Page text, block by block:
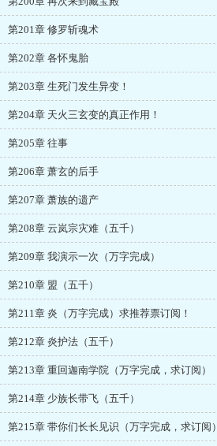
第201章 修罗斩魂术
第202章 各怀鬼胎
第203章 生死门发生异变！
第204章 天火三玄变的真正作用！
第205章 往事
第206章 萧玄的后手
第207章 萧族的遗产
第208章 云岚宗灾难（五千）
第209章 我演示一次（万字完成）
第210章 盟（五千）
第211章 炎（万字完成）求推荐票订阅！
第212章 炎护法（五千）
第213章 重回迦南学院（万字完成，求订阅）
第214章 少族长带飞（五千）
第215章 带你们长长见识（万字完成，求订阅）